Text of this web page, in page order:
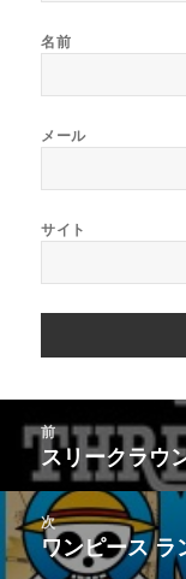
名前
メール
サイト
ゲ
ー
前
前
の
投
稿:
スリークラウ
次
次
ワンピース ラ